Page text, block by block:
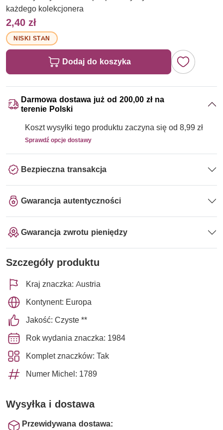
każdego kolekcjonera
2,40 zł
NISKI STAN
Dodaj do koszyka
Darmowa dostawa już od 200,00 zł na
terenie Polski
Koszt wysyłki tego produktu zaczyna się od 8,99 zł
Sprawdź opcje dostawy
Bezpieczna transakcja
Gwarancja autentyczności
Gwarancja zwrotu pieniędzy
Szczegóły produktu
Kraj znaczka: Austria
Kontynent: Europa
Jakość: Czyste **
Rok wydania znaczka: 1984
Komplet znaczków: Tak
Numer Michel: 1789
Wysyłka i dostawa
Przewidywana dostawa: